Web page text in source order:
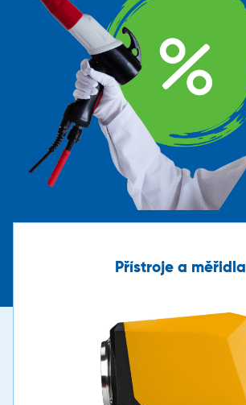
Přístroje a měřidla